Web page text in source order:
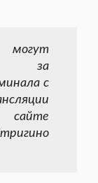
за
с